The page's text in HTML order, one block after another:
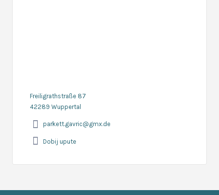
Freiligrathstraße 87
42289 Wuppertal
parkett.gavric@gmx.de
Dobij upute